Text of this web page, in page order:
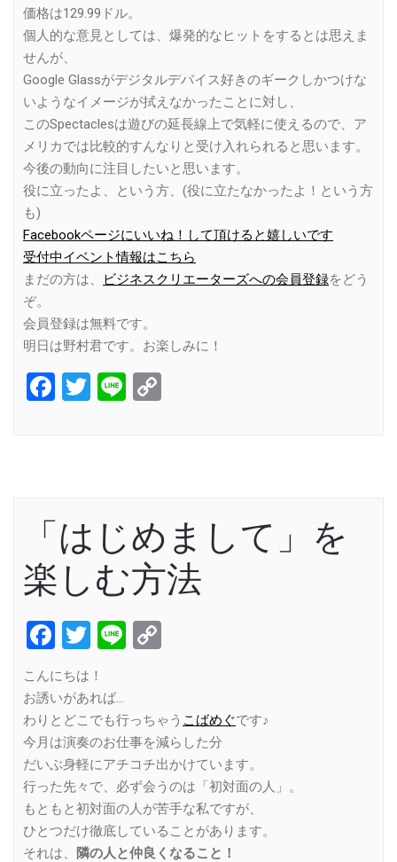
価格は129.99ドル。
個人的な意見としては、爆発的なヒットをするとは思えま
せんが、
Google Glassがデジタルデバイス好きのギークしかつけな
いようなイメージが拭えなかったことに対し、
このSpectaclesは遊びの延長線上で気軽に使えるので、ア
メリカでは比較的すんなりと受け入れられると思います。
今後の動向に注目したいと思います。
役に立ったよ、という方、(役に立たなかったよ！という方
も)
Facebookページにいいね！して頂けると嬉しいです
受付中イベント情報はこちら
まだの方は、
ビジネスクリエーターズへの会員登録をどう
ぞ。
会員登録は無料です。
明日は野村君です。お楽しみに！
Facebook
Twitter
Line
「はじめまして」を
楽しむ方法
Facebook
Twitter
Line
こんにちは！
お誘いがあれば…
わりとどこでも行っちゃう こばめぐです♪
今月は演奏のお仕事を減らした分
だいぶ身軽にアチコチ出かけています。
行った先々で、必ず会うのは「初対面の人」。
もともと初対面の人が苦手な私ですが、
ひとつだけ徹底していることがあります。
それは、
隣の人と仲良くなること！